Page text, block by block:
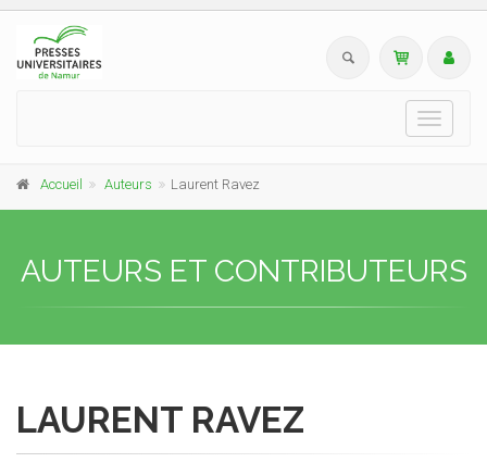
Toggle
Accueil Auteurs Laurent Ravez
AUTEURS ET CONTRIBUTEURS
LAURENT RAVEZ